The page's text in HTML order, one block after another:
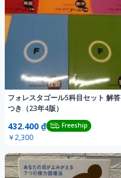
フォレスタゴール5科目セット 解答
つき（23年4版）
432.400 ₫ Freeship
￥2,300